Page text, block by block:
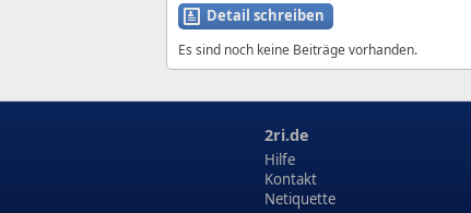
Detail schreiben
Es sind noch keine Beiträge vorhanden.
2ri.de
Hilfe
Kontakt
Netiquette